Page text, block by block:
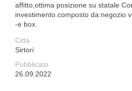
affitto,ottima posizione su statale
investimento.composto da:negozio
-e box.
Città
Sirtori
Pubblicato
26.09.2022